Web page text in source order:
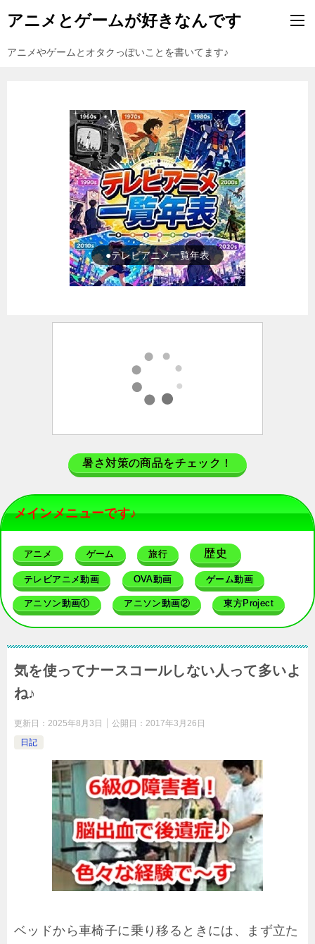
アニメとゲームが好きなんです
アニメやゲームとオタクっぽいことを書いてます♪
●ゲーム一覧年表
暑さ対策の商品をチェック！
メインメニューです♪
アニメ ゲーム 旅行 歴史
テレビアニメ動画 OVA動画 ゲーム動画
アニソン動画① アニソン動画② 東方Project
気を使ってナースコールしない人って多いよ
ね♪
更新日： 2025年8月3日 公開日： 2017年3月26日
日記
ベッドから車椅子に乗り移るときには、まず立た